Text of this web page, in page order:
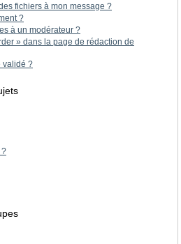
fichiers à mon message ?
?
à un modérateur ?
» dans la page de rédaction de
validé ?
?